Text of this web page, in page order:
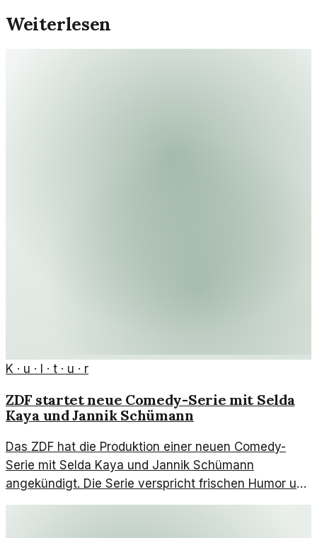
Weiterlesen
K · u · l · t · u · r
ZDF startet neue Comedy-Serie mit Selda
Kaya und Jannik Schümann
Das ZDF hat die Produktion einer neuen Comedy-
Serie mit Selda Kaya und Jannik Schümann
angekündigt. Die Serie verspricht frischen Humor und
spannende Geschichten.